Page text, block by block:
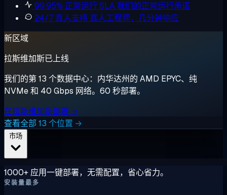
99.95% 正常运行 SLA我们的正常运行承诺
24/7 真人支持 真人工程师，几分钟响应
新区域
拉斯维加斯已上线
我们的第 13 个数据中心：内华达州的 AMD EPYC、纯
NVMe 和 40 Gbps 网络。60 秒部署。
在拉斯维加斯部署 →
查看全部 13 个位置 →
1000+ 应用一键部署，无需配置，省心省力。
安装量最多